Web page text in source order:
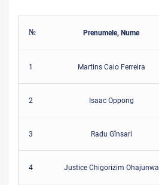
№ Prenumele, Nume
1 Martins Caio Ferreira
2 Isaac Oppong
3 Radu Gînsari
4 Justice Chigorizim Ohajunwa